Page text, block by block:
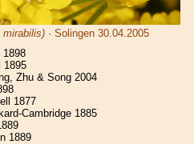
mirabilis) · Solingen 30.04.2005
1898
1895
Zhu & Song 2004
1877
Cambridge 1885
1889